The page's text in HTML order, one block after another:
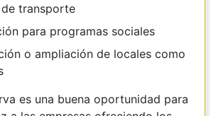
transporte
para programas sociales
o ampliación de locales como
es una buena oportunidad para